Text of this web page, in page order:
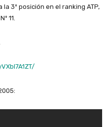
3º posición en el ranking ATP,
11.